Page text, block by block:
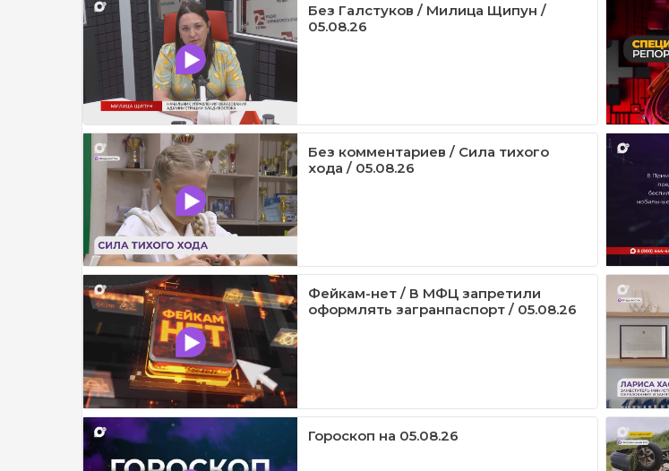
Без Галстуков / Милица Щипун /
05.08.26
Без комментариев / Сила тихого
хода / 05.08.26
Фейкам-нет / В МФЦ запретили
оформлять загранпаспорт / 05.08.26
Гороскоп на 05.08.26